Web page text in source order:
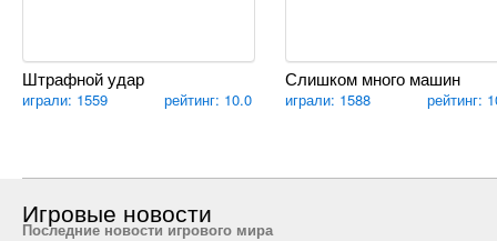
Штрафной удар
играли: 1559 рейтинг: 10.0
Слишком много машин
играли: 1588 рейтинг:
Игровые новости
Последние новости игрового мира